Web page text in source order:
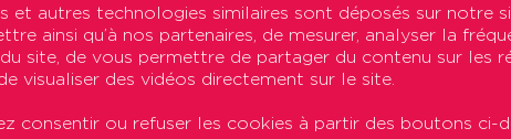
s’acheveront en janvier 2024 avec à la clé une
C’est l’objectif n°1 de cette réhabilitation » souligne
le remplacement des menuiseries et des portes
passer de D à C voire B, et surtout des charges
et autres technologies similaires sont déposés sur notre
ainsi qu’à nos partenaires, de mesurer, analyser la
site, de vous permettre de partager du contenu sur les
visualiser des vidéos directement sur le site.
consentir ou refuser les cookies à partir des boutons ci-